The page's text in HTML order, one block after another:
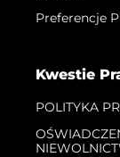
Preferencje
Kwestie
POLITYKA